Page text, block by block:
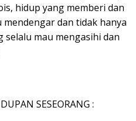
hidup yang memberi dan
dan tidak hanya
selalu mau mengasihi dan
SESEORANG :